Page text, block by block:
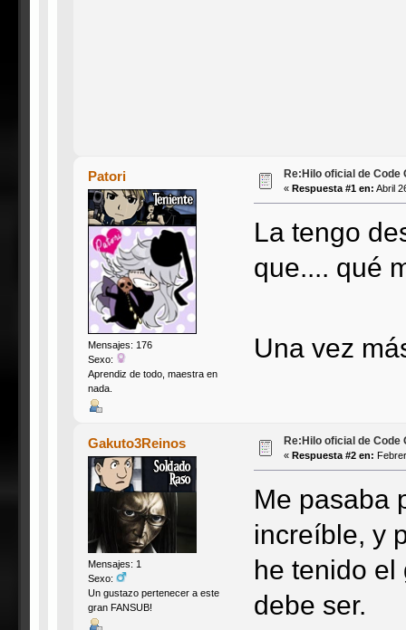
Patori
Mensajes: 176
Sexo:
Aprendiz de todo, maestra en
nada.
Re:Hilo oficial de Code
« Respuesta #1 en: Abril
La tengo
que.... qué
Una vez
Gakuto3Reinos
Mensajes: 1
Sexo:
Un gustazo pertenecer a este
gran FANSUB!
Re:Hilo oficial de Code
« Respuesta #2 en:
Me pasaba
increíble, y
he tenido el
debe ser.